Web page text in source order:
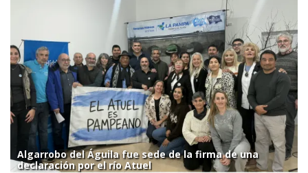
Algarrobo del Águila fue sede de la firma de una
declaración por el río Atuel